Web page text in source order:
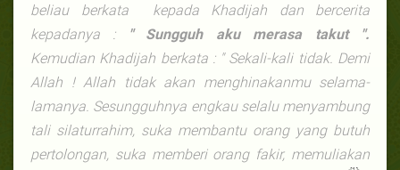
beliau berkata kepada Khadijah dan bercerita
kepadanya :
" Sungguh aku merasa takut ".
Kemudian Khadijah berkata : " Sekali-kali tidak. Demi
Allah ! Allah tidak akan menghinakanmu selama-
lamanya. Sesungguhnya engkau selalu menyambung
tali silaturrahim, suka membantu orang yang butuh
pertolongan, suka memberi orang fakir, memuliakan